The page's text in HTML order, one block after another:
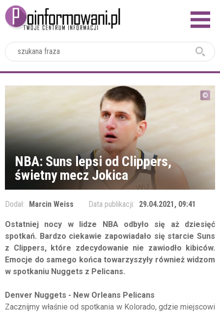
NBA: Suns lepsi od Clippers,
świetny mecz Jokica
Dodał: Marcin Weiss Data publikacji: 29.04.2021, 09:41
Ostatniej nocy w lidze NBA odbyło się aż dziesięć
spotkań. Bardzo ciekawie zapowiadało się starcie Suns
z Clippers, które zdecydowanie nie zawiodło kibiców.
Emocje do samego końca towarzyszyły również widzom
w spotkaniu Nuggets z Pelicans.
Denver Nuggets - New Orleans Pelicans
Zacznijmy właśnie od spotkania w Kolorado, gdzie miejscowi